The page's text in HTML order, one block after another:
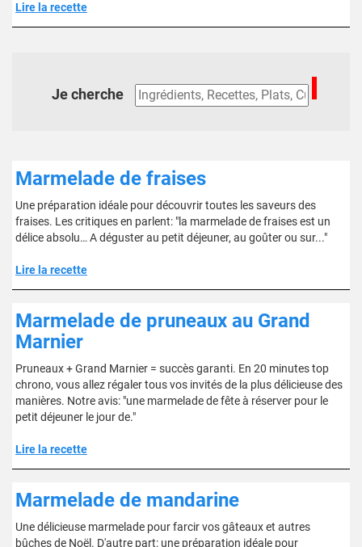
Lire la recette
Je cherche
Marmelade de fraises
Une préparation idéale pour découvrir toutes les saveurs des
fraises. Les critiques en parlent: "la marmelade de fraises est un
délice absolu… A déguster au petit déjeuner, au goûter ou sur..."
Lire la recette
Marmelade de pruneaux au Grand
Marnier
Pruneaux + Grand Marnier = succès garanti. En 20 minutes top
chrono, vous allez régaler tous vos invités de la plus délicieuse des
manières. Notre avis: "une marmelade de fête à réserver pour le
petit déjeuner le jour de."
Lire la recette
Marmelade de mandarine
Une délicieuse marmelade pour farcir vos gâteaux et autres
bûches de Noël. D'autre part: une préparation idéale pour